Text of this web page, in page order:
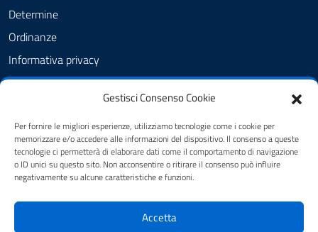
Gestisci Consenso Cookie
Per fornire le migliori esperienze, utilizziamo tecnologie come i cookie per
memorizzare e/o accedere alle informazioni del dispositivo. Il consenso a queste
tecnologie ci permetterà di elaborare dati come il comportamento di navigazione
o ID unici su questo sito. Non acconsentire o ritirare il consenso può influire
negativamente su alcune caratteristiche e funzioni.
Accetta
Determine
Ordinanze
Informativa privacy
Feedback
Dichiarazione di accessibilità
Obiettivi di accessibilità
SEGUICI SU
FB - Amministrazione Comunale